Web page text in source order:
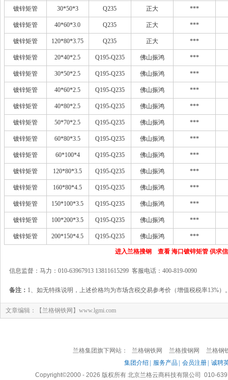
镀锌矩管 30*50*3 Q235 正大 ***
镀锌矩管 40*60*3.0 Q235 正大 ***
镀锌矩管 120*80*3.75 Q235 正大 ***
镀锌矩管 20*40*2.5 Q195-Q235 佛山振鸿 ***
镀锌矩管 30*50*2.5 Q195-Q235 佛山振鸿 ***
镀锌矩管 40*60*2.5 Q195-Q235 佛山振鸿 ***
镀锌矩管 40*80*2.5 Q195-Q235 佛山振鸿 ***
镀锌矩管 50*70*2.5 Q195-Q235 佛山振鸿 ***
镀锌矩管 60*80*3.5 Q195-Q235 佛山振鸿 ***
镀锌矩管 60*100*4 Q195-Q235 佛山振鸿 ***
镀锌矩管 120*80*3.5 Q195-Q235 佛山振鸿 ***
镀锌矩管 160*80*4.5 Q195-Q235 佛山振鸿 ***
镀锌矩管 150*100*3.5 Q195-Q235 佛山振鸿 ***
镀锌矩管 100*200*3.5 Q195-Q235 佛山振鸿 ***
镀锌矩管 200*150*4.5 Q195-Q235 佛山振鸿 ***
进入兰格搜钢 查看 海口镀锌矩管 供求
信息监督：马力：010-63967913 13811615299 客服电话：400-819-0090
备注： 1、如无特殊说明，上述价格均为市场含税交易参考价（增值税税率13%）
文章编辑：【兰格钢铁网】www.lgmi.com